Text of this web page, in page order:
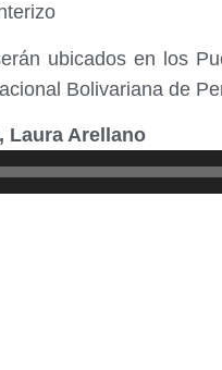
ubicados en los
Bolivariana de
Laura Arellano